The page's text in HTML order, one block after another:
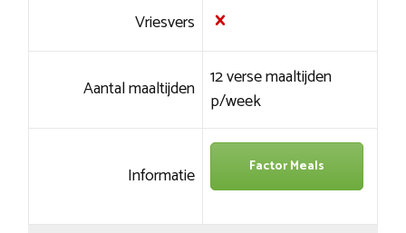
Vriesvers
Aantal maaltijden 12 verse maaltijden
p/week
Informatie Factor Meals